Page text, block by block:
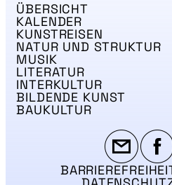
KUNSTHAUS R3
SPECKDRUMM HALLE
BEWERBUNG
UNSERE MITGLIEDER
UNSERE
BEFREUNDETE
ÜBERSICHT
KALENDER
KUNSTREISEN
NATUR UND STRUKTUR
MUSIK
LITERATUR
INTERKULTUR
BILDENDE KUNST
BAUKULTUR